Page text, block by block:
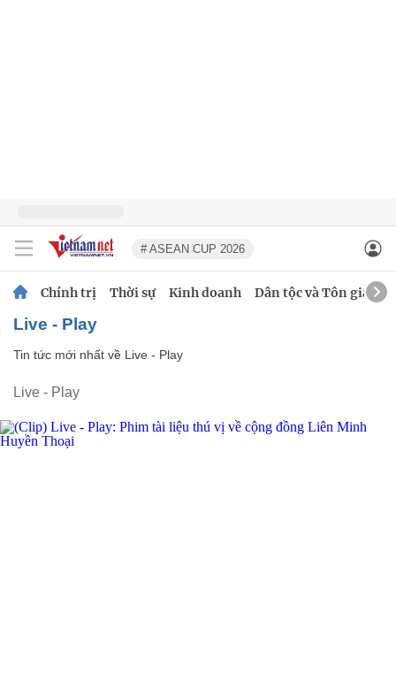
# ASEAN CUP 2026
Chính trị Thời sự Kinh doanh Dân tộc và Tôn giáo
Live - Play
Tin tức mới nhất về Live - Play
Live - Play